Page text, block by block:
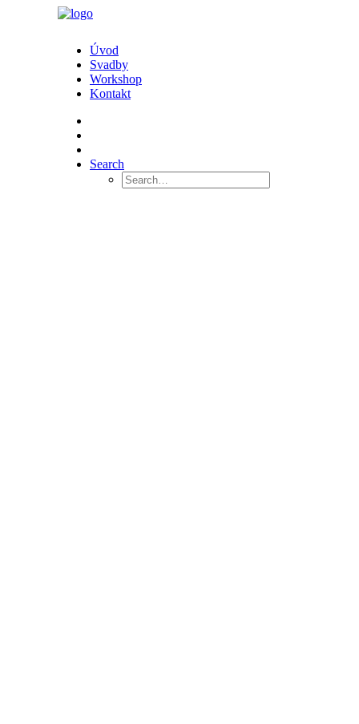
Úvod
Svadby
Workshop
Kontakt
Search